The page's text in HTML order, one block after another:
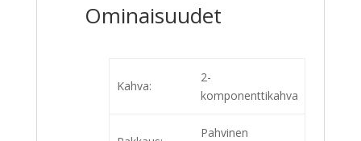
Ominaisuudet
Kahva:
2-
komponenttikahva
Pahvinen